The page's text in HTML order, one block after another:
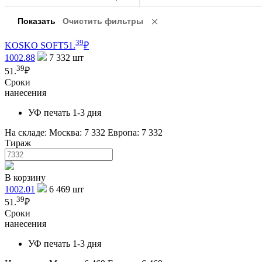
KOSKO SOFT51.39₽
1002.88
7 332 шт
51.39₽
Сроки
нанесения
УФ печать 1-3 дня
На складе: Москва: 7 332 Европа: 7 332
Тираж
В корзину
1002.01
6 469 шт
51.39₽
Сроки
нанесения
УФ печать 1-3 дня